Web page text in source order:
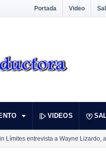
Portada Video
VIDEOS
Límites entrevista a Wayne Lizardo,